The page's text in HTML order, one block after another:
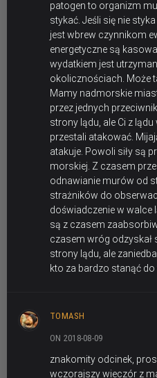
patogen to organizm
stykać. Jeśli się nie
jest wbrew czynnikom
energetyczne są
wydatkiem jest
okolicznościach. Może
Mamy nadmorskie
przez jednych
strony lądu, ale Ci z
przestali atakować.
atakuje. Powoli siły są
morskiej. Z czasem
odnawianie murów od
strażników do
doświadczenie w walce
są z czasem
czasem wróg odzyskał
strony lądu, ale
kto za bardzo stanąć do
TOMASH
ON 2018-08-09
znakomity odcinek,
wczorajszy wieczór z